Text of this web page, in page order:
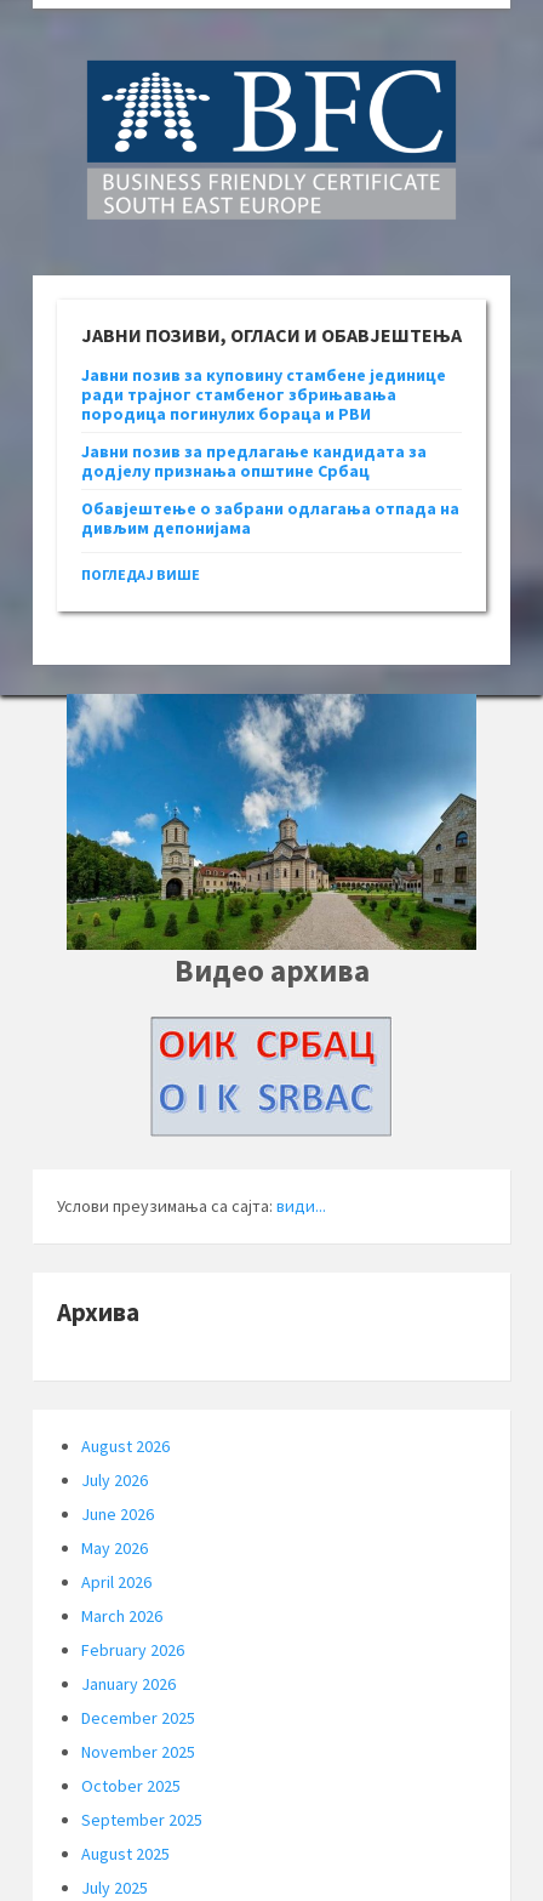
ЈАВНИ ПОЗИВИ, ОГЛАСИ И ОБАВЈЕШТЕЊА
Јавни позив за куповину стамбене јединице
ради трајног стамбеног збрињавања
породица погинулих бораца и РВИ
Јавни позив за предлагање кандидата за
додјелу признања општине Србац
Обавјештење о забрани одлагања отпада на
дивљим депонијама
ПОГЛЕДАЈ ВИШЕ
Видео архива
Услови преузимања са сајта: види...
Архива
August 2026
July 2026
June 2026
May 2026
April 2026
March 2026
February 2026
January 2026
December 2025
November 2025
October 2025
September 2025
August 2025
July 2025